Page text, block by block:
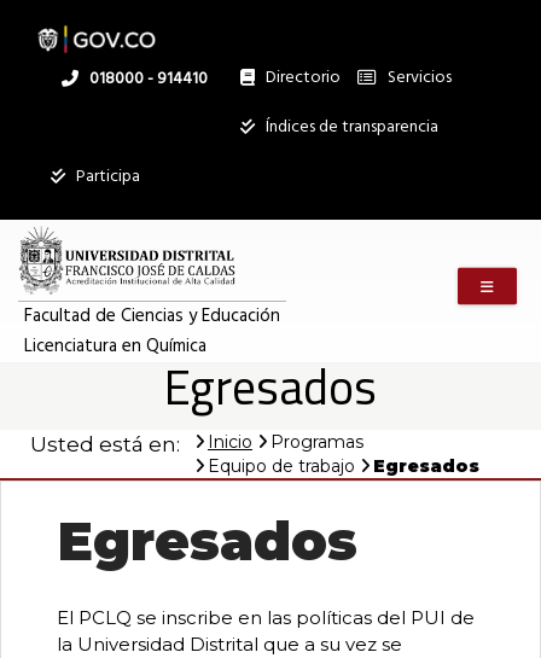
contenido
Linea
018000 - 914410 Directorio
Institucional
Servicios
Índices de transparencia
Participa
Facultad de Ciencias y Educación
Licenciatura en Química
Egresados
Usted está en: Inicio
Programas
Equipo de trabajo
Egresados
Egresados
El PCLQ se inscribe en las políticas del PUI de
la Universidad Distrital que a su vez se